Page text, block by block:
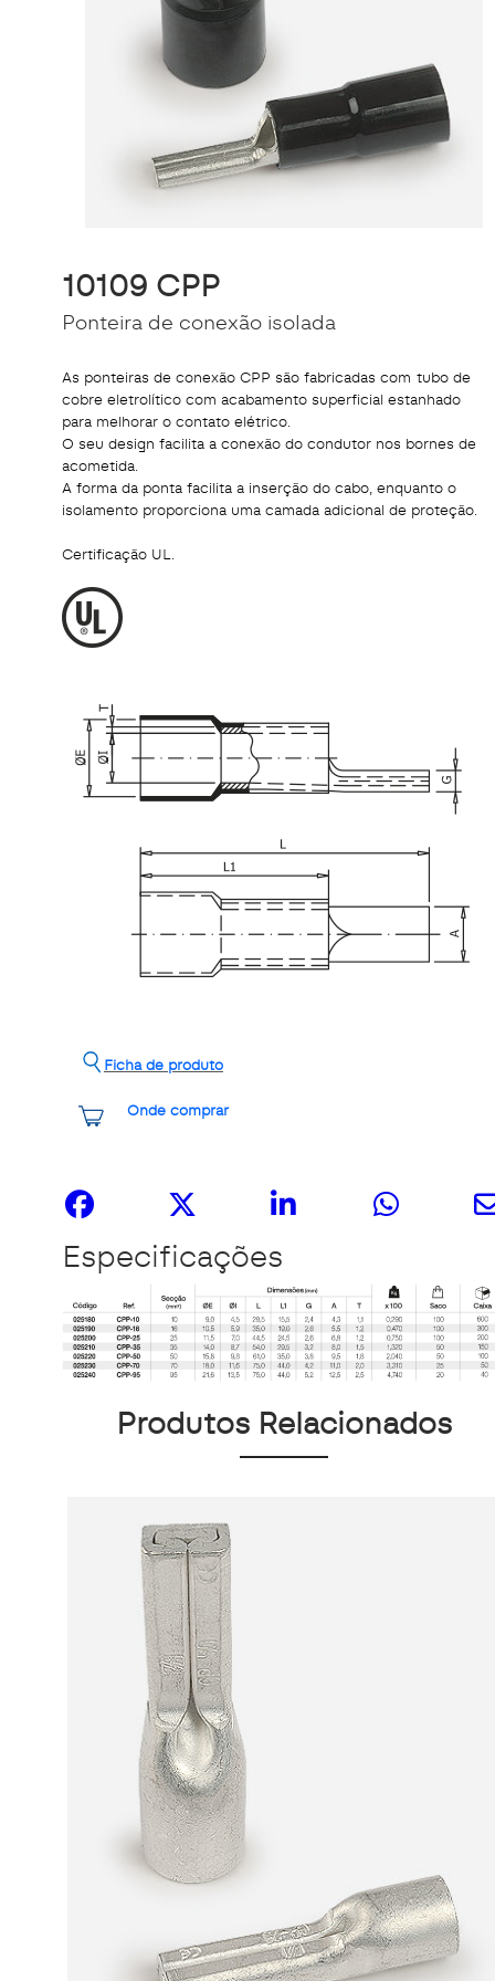
10109 CPP
Ponteira de conexão isolada
As ponteiras de conexão CPP são fabricadas com tubo de
cobre eletrolítico com acabamento superficial estanhado
para melhorar o contato elétrico.
O seu design facilita a conexão do condutor nos bornes de
acometida.
A forma da ponta facilita a inserção do cabo, enquanto o
isolamento proporciona uma camada adicional de proteção.
Certificação UL.
Onde comprar
Ficha de produto
Especificações
Produtos Relacionados